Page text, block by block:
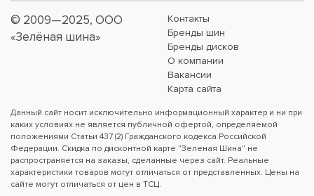
© 2009—2025, ООО
«Зелёная шина»
Контакты
Бренды шин
Бренды дисков
О компании
Вакансии
Карта сайта
Данный сайт носит исключительно информационный характер и ни при
каких условиях не является публичной офертой, определяемой
положениями Статьи 437 (2) Гражданского кодекса Российской
Федерации. Скидка по дисконтной карте "Зеленая Шина" не
распространяется на заказы, сделанные через сайт. Реальные
характеристики товаров могут отличаться от представленных. Цены на
сайте могут отличаться от цен в ТСЦ.